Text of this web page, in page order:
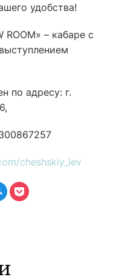
удобства!
– кабаре с
по адресу: г.
cheshskiy_lev